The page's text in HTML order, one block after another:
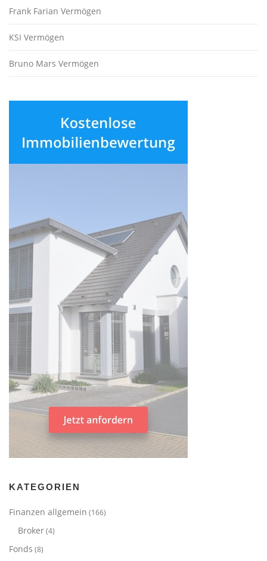
Frank Farian Vermögen
KSI Vermögen
Bruno Mars Vermögen
KATEGORIEN
Finanzen allgemein (166)
Broker(4)
Fonds (8)